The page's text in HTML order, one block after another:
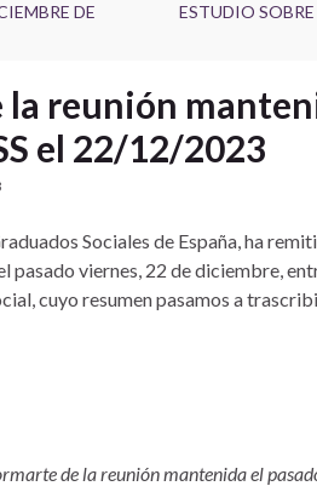
DE
ESTUDIO SOBRE
reunión
el 22/12/2023
Sociales de España, ha
pasado viernes, 22 de diciembre,
cuyo resumen pasamos a
de la reunión mantenida el